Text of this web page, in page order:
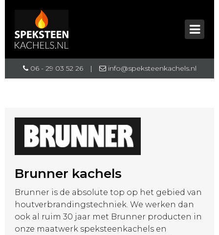
06 - 29 03 52 26 | info@speksteenkachels.nl
Brunner kachels
Brunner is de absolute top op het gebied van
houtverbrandingstechniek. We werken dan
ook al ruim 30 jaar met Brunner producten in
onze maatwerk speksteenkachels en